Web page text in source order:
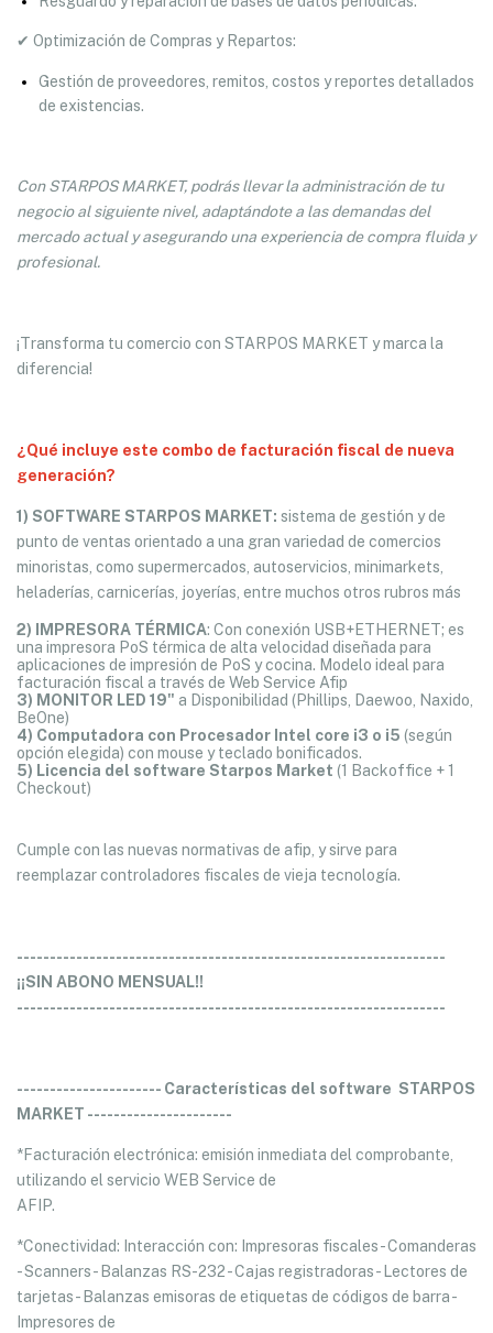
✔ Optimización de Compras y Repartos:
Gestión de proveedores, remitos, costos y reportes detallados
de existencias.
Con STARPOS MARKET, podrás llevar la administración de tu
negocio al siguiente nivel, adaptándote a las demandas del
mercado actual y asegurando una experiencia de compra fluida y
profesional.
¡Transforma tu comercio con STARPOS MARKET y marca la
diferencia!
¿Qué incluye este combo de facturación fiscal de nueva
generación?
1) SOFTWARE STARPOS MARKET: sistema de gestión y de
punto de ventas orientado a una gran variedad de comercios
minoristas, como supermercados, autoservicios, minimarkets,
heladerías, carnicerías, joyerías, entre muchos otros rubros más
2) IMPRESORA TÉRMICA: Con conexión USB+ETHERNET; es
una impresora PoS térmica de alta velocidad diseñada para
aplicaciones de impresión de PoS y cocina. Modelo ideal para
facturación fiscal a través de Web Service Afip
3) MONITOR LED 19" a Disponibilidad (Phillips, Daewoo, Naxido,
BeOne)
4) Computadora con Procesador Intel core i3 o i5 (según
opción elegida) con mouse y teclado bonificados.
5) Licencia del software Starpos Market (1 Backoffice + 1
Checkout)
Cumple con las nuevas normativas de afip, y sirve para
reemplazar controladores fiscales de vieja tecnología.
-----------------------------------------------------------------
¡¡SIN ABONO MENSUAL!!
-----------------------------------------------------------------
---------------------- Características del software STARPOS
MARKET ----------------------
*Facturación electrónica: emisión inmediata del comprobante,
utilizando el servicio WEB Service de
AFIP.
*Conectividad: Interacción con: Impresoras fiscales - Comanderas
- Scanners - Balanzas RS-232 - Cajas registradoras - Lectores de
tarjetas - Balanzas emisoras de etiquetas de códigos de barra -
Impresores de